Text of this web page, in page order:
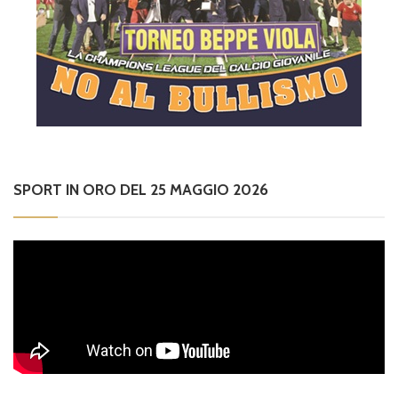
SPORT IN ORO DEL 25 MAGGIO 2026